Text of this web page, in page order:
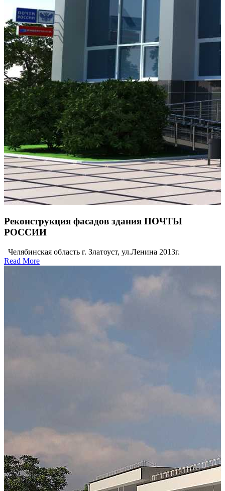
Реконструкция фасадов здания ПОЧТЫ
РОССИИ
Челябинская область г. Златоуст, ул.Ленина 2013г.
Read More